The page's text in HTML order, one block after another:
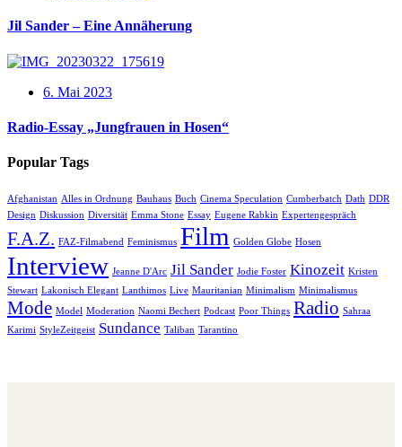
Jil Sander – Eine Annäherung
6. Mai 2023
Radio-Essay „Jungfrauen in Hosen“
Popular Tags
Afghanistan Alles in Ordnung Bauhaus Buch Cinema Speculation Cumberbatch Dath DDR
Design Diskussion Diversität Emma Stone Essay Eugene Rabkin Expertengespräch
F.A.Z. FAZ-Filmabend Feminismus Film Golden Globe Hosen
Interview Jeanne D'Arc Jil Sander Jodie Foster Kinozeit Kristen
Stewart Lakonisch Elegant Lanthimos Live Mauritanian Minimalism Minimalismus
Mode Model Moderation Naomi Bechert Podcast Poor Things Radio Sahraa
Karimi StyleZeitgeist Sundance Taliban Tarantino